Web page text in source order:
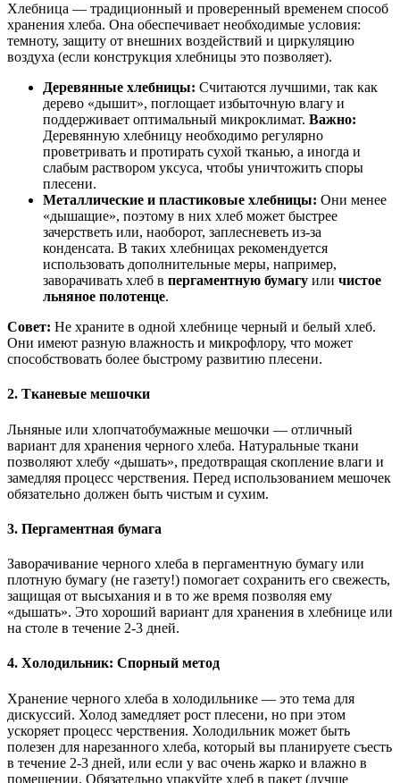
Хлебница — традиционный и проверенный временем способ
хранения хлеба. Она обеспечивает необходимые условия:
темноту, защиту от внешних воздействий и циркуляцию
воздуха (если конструкция хлебницы это позволяет).
Деревянные хлебницы: Считаются лучшими, так как
дерево «дышит», поглощает избыточную влагу и
поддерживает оптимальный микроклимат. Важно:
Деревянную хлебницу необходимо регулярно
проветривать и протирать сухой тканью, а иногда и
слабым раствором уксуса, чтобы уничтожить споры
плесени.
Металлические и пластиковые хлебницы: Они менее
«дышащие», поэтому в них хлеб может быстрее
зачерстветь или, наоборот, заплесневеть из-за
конденсата. В таких хлебницах рекомендуется
использовать дополнительные меры, например,
заворачивать хлеб в пергаментную бумагу или чистое
льняное полотенце.
Совет: Не храните в одной хлебнице черный и белый хлеб.
Они имеют разную влажность и микрофлору, что может
способствовать более быстрому развитию плесени.
2. Тканевые мешочки
Льняные или хлопчатобумажные мешочки — отличный
вариант для хранения черного хлеба. Натуральные ткани
позволяют хлебу «дышать», предотвращая скопление влаги и
замедляя процесс черствения. Перед использованием мешочек
обязательно должен быть чистым и сухим.
3. Пергаментная бумага
Заворачивание черного хлеба в пергаментную бумагу или
плотную бумагу (не газету!) помогает сохранить его свежесть,
защищая от высыхания и в то же время позволяя ему
«дышать». Это хороший вариант для хранения в хлебнице или
на столе в течение 2-3 дней.
4. Холодильник: Спорный метод
Хранение черного хлеба в холодильнике — это тема для
дискуссий. Холод замедляет рост плесени, но при этом
ускоряет процесс черствения. Холодильник может быть
полезен для нарезанного хлеба, который вы планируете съесть
в течение 2-3 дней, или если у вас очень жарко и влажно в
помещении. Обязательно упакуйте хлеб в пакет (лучше